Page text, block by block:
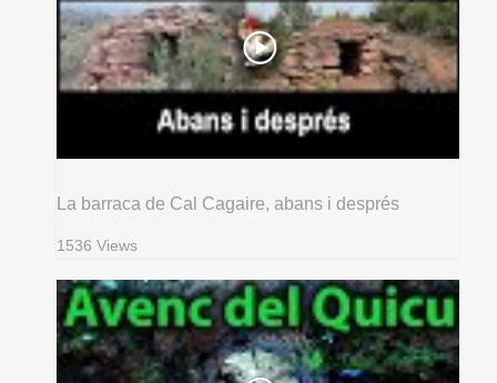
La barraca de Cal Cagaire, abans i després
1536 Views